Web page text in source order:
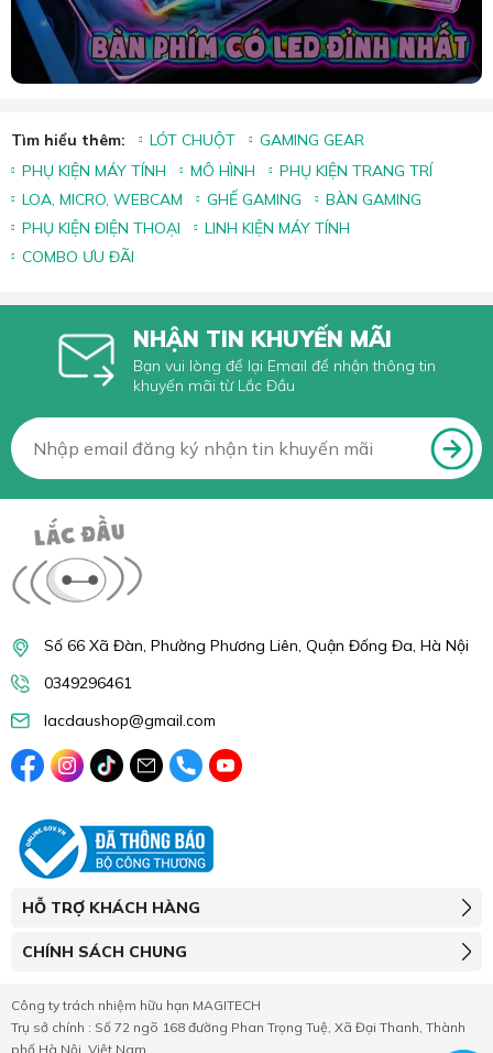
Tìm hiểu thêm: LÓT CHUỘT
GAMING GEAR
PHỤ KIỆN MÁY TÍNH
MÔ HÌNH
PHỤ KIỆN TRANG TRÍ
LOA, MICRO, WEBCAM
GHẾ GAMING
BÀN GAMING
PHỤ KIỆN ĐIỆN THOẠI
LINH KIỆN MÁY TÍNH
COMBO ƯU ĐÃI
NHẬN TIN KHUYẾN MÃI
Bạn vui lòng để lại Email để nhận thông tin
khuyến mãi từ Lắc Đầu
Số 66 Xã Đàn, Phường Phương Liên, Quận Đống Đa, Hà Nội
0349296461
lacdaushop@gmail.com
HỖ TRỢ KHÁCH HÀNG
CHÍNH SÁCH CHUNG
Công ty trách nhiệm hữu hạn MAGITECH
Trụ sở chính : Số 72 ngõ 168 đường Phan Trọng Tuệ, Xã Đại Thanh, Thành
phố Hà Nội, Việt Nam